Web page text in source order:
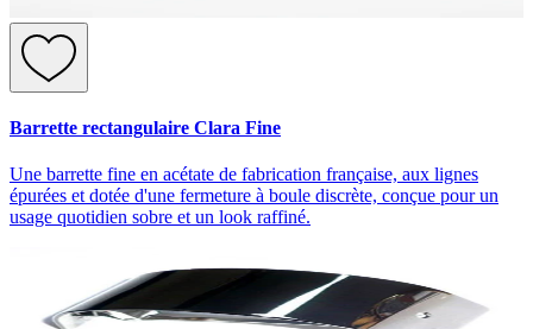
Barrette rectangulaire Clara Fine
Une barrette fine en acétate de fabrication française, aux lignes
épurées et dotée d'une fermeture à boule discrète, conçue pour un
usage quotidien sobre et un look raffiné.